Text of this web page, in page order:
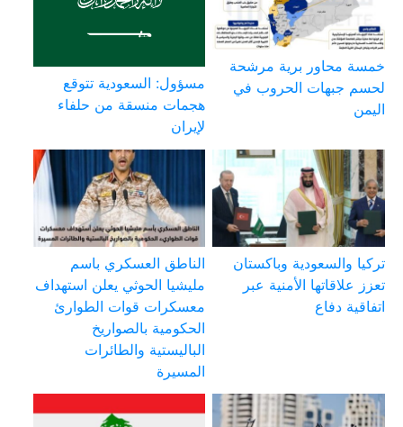
خمسة محاور برية مرشحة
لحسم جبهات الحروب في
اليمن
مسؤول: السعودية تتوقع
هجمات منسقة من حلفاء
لإيران
تركيا والسعودية وباكستان
تعزز علاقاتها الأمنية عبر
اتفاقية دفاع
الناطق العسكري باسم
مليشيا الحوثي يعلن استهداف
معسكرات قوات الطوارئ
الحكومية بالصواريخ
الباليستية والطائرات
المسيرة